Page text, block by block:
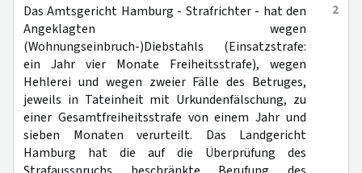
2
Das Amtsgericht Hamburg - Strafrichter - hat den
Angeklagten wegen
(Wohnungseinbruch-)Diebstahls (Einsatzstrafe:
ein Jahr vier Monate Freiheitsstrafe), wegen
Hehlerei und wegen zweier Fälle des Betruges,
jeweils in Tateinheit mit Urkundenfälschung, zu
einer Gesamtfreiheitsstrafe von einem Jahr und
sieben Monaten verurteilt. Das Landgericht
Hamburg hat die auf die Überprüfung des